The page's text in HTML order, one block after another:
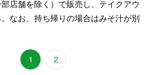
店舗を除く）で販売し、テイクアウ
なお、持ち帰りの場合はみそ汁が別
1 2